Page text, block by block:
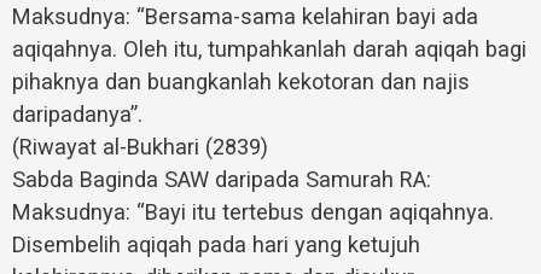
Maksudnya: “Bersama-sama kelahiran bayi ada
aqiqahnya. Oleh itu, tumpahkanlah darah aqiqah bagi
pihaknya dan buangkanlah kekotoran dan najis
daripadanya”.
(Riwayat al-Bukhari (2839)
Sabda Baginda SAW daripada Samurah RA:
Maksudnya: “Bayi itu tertebus dengan aqiqahnya.
Disembelih aqiqah pada hari yang ketujuh